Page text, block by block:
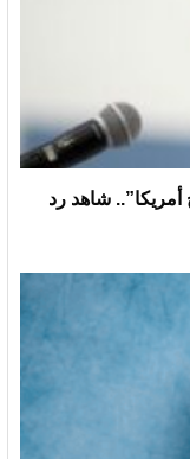
شاهد رد